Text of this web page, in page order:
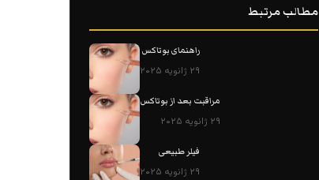
مطالب مرتبط
راهنمای بوتاکس
۲۹ ژانویه ۲۰۲۵
مراقبت بعد از بوتاکس
۲۹ ژانویه ۲۰۲۵
فیلر طبیعی
۲۹ ژانویه ۲۰۲۵